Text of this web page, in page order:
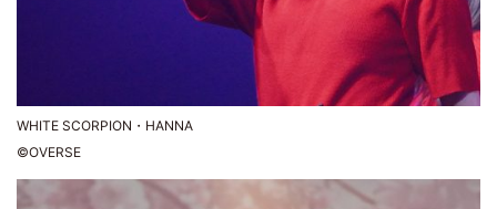
WHITE SCORPION・HANNA
©OVERSE